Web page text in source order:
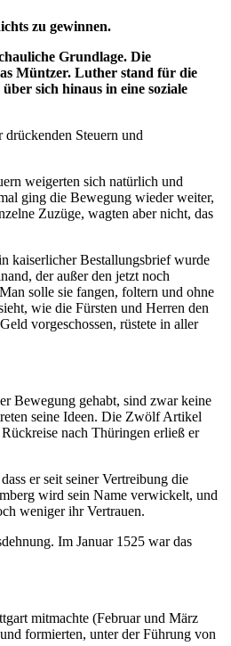
zu gewinnen.
Grundlage. Die
Müntzer. Luther stand für die
sich hinaus in eine soziale
Steuern und
weigerten sich natürlich und
ging die Bewegung wieder weiter,
Zuzüge, wagten aber nicht, das
kaiserlicher Bestallungsbrief wurde
der außer den jetzt noch
solle sie fangen, foltern und ohne
wie die Fürsten und Herren den
vorgeschossen, rüstete in aller
Bewegung gehabt, sind zwar keine
seine Ideen. Die Zwölf Artikel
nach Thüringen erließ er
er seit seiner Vertreibung die
wird sein Name verwickelt, und
weniger ihr Vertrauen.
Im Januar 1525 war das
mitmachte (Februar und März
formierten, unter der Führung von